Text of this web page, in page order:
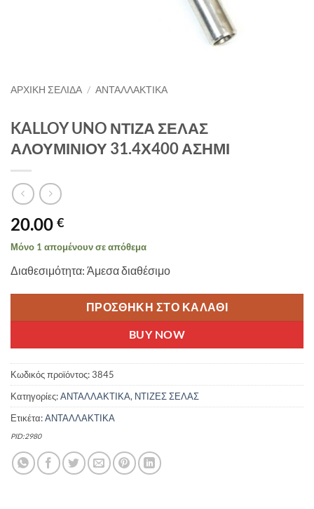
ΑΡΧΙΚΉ ΣΕΛΊΔΑ / ΑΝΤΑΛΛΑΚΤΙΚΑ
KALLOY UNO ΝΤΙΖΑ ΣΕΛΑΣ
ΑΛΟΥΜΙΝΙΟΥ 31.4Χ400 ΑΣΗΜΙ
20.00 €
Μόνο 1 απομένουν σε απόθεμα
Διαθεσιμότητα: Άμεσα διαθέσιμο
ΠΡΟΣΘΉΚΗ ΣΤΟ ΚΑΛΆΘΙ
BUY NOW
Κωδικός προϊόντος:3845
Κατηγορίες:ΑΝΤΑΛΛΑΚΤΙΚΑ, ΝΤΙΖΕΣ ΣΕΛΑΣ
Ετικέτα:ΑΝΤΑΛΛΑΚΤΙΚΑ
PID:2980